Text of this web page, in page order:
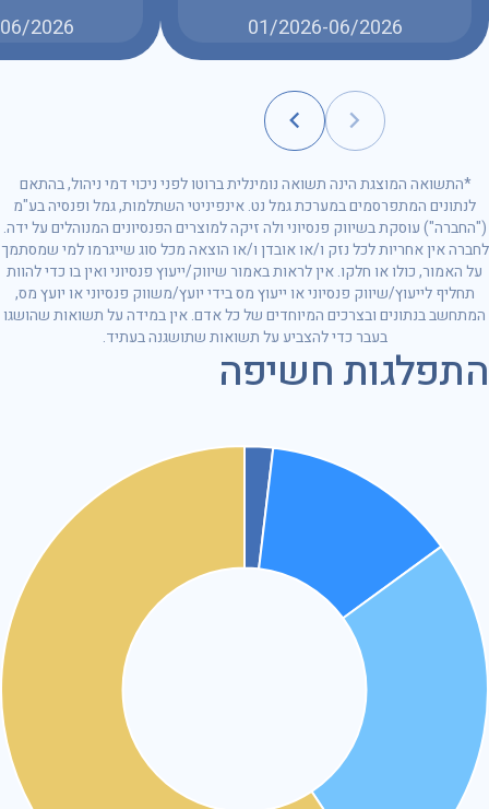
01/2026-06/2026
2026
*התשואה המוצגת הינה תשואה נומינלית ברוטו לפני ניכוי דמי ניהול, בהתאם
לנתונים המתפרסמים במערכת גמל נט. אינפיניטי השתלמות, גמל ופנסיה בע"מ
("החברה") עוסקת בשיווק פנסיוני ולה זיקה למוצרים הפנסיונים המנוהלים על ידה.
לחברה אין אחריות לכל נזק ו/או אובדן ו/או הוצאה מכל סוג שייגרמו למי שמסתמך
על האמור, כולו או חלקו. אין לראות באמור שיווק/ייעוץ פנסיוני ואין בו כדי להוות
תחליף לייעוץ/שיווק פנסיוני או ייעוץ מס בידי יועץ/משווק פנסיוני או יועץ מס,
המתחשב בנתונים ובצרכים המיוחדים של כל אדם. אין במידה על תשואות שהושגו
בעבר כדי להצביע על תשואות שתושגנה בעתיד.
התפלגות חשיפה